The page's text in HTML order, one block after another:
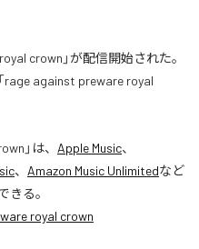
crown」が配信開始された。
against preware royal
」は、 Apple Music、
、 Amazon Music Unlimitedなど
きる。
royal crown